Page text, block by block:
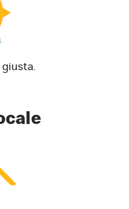
giusta.